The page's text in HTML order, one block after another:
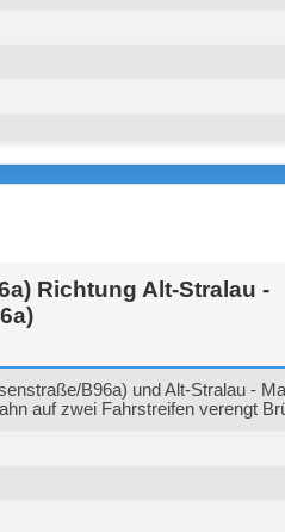
Richtung Alt-Stralau -
B96a) und Alt-Stralau -
auf zwei Fahrstreifen verengt